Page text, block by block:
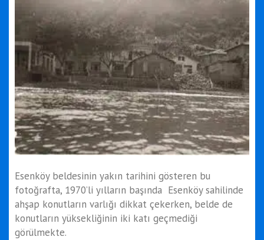
Esenköy beldesinin yakın tarihini gösteren bu
fotoğrafta, 1970’li yılların başında Esenköy sahilinde
ahşap konutların varlığı dikkat çekerken, belde de
konutların yüksekliğinin iki katı geçmediği
görülmekte.